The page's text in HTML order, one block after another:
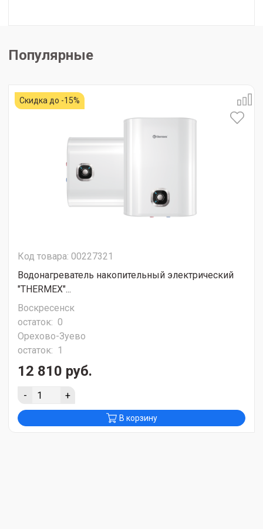
Популярные
Скидка до -15%
Код товара: 00227321
Водонагреватель накопительный электрический
"THERMEX"...
Воскресенск
остаток: 0
Орехово-Зуево
остаток: 1
12 810 руб.
- +
В корзину